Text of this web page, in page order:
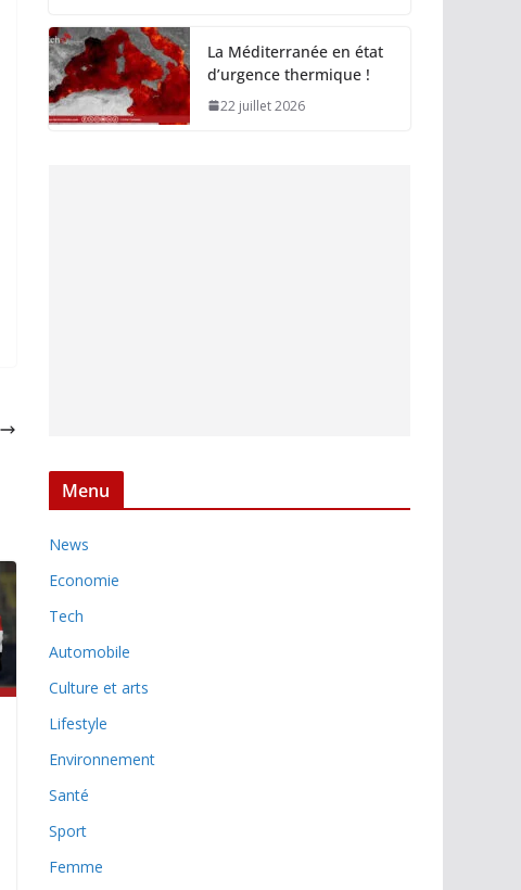
La Méditerranée en état
d’urgence thermique !
22 juillet 2026
Menu
News
Economie
Tech
Automobile
Culture et arts
Lifestyle
Environnement
Santé
Sport
Femme